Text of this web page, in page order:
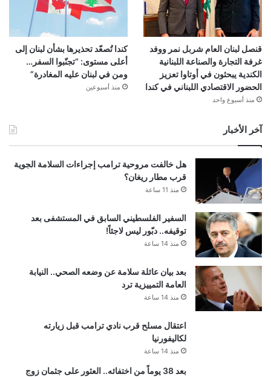
قنصل لبنان العام شربل نمر ووفد
غرفة التجارة والصناعة اللبنانية
الكندية يبحثون في أوتاوا تعزيز
الحضور الاقتصادي اللبناني في كندا
منذ أسبوع واحد
كندا تُصعّد تحذيرها بشأن لبنان إلى
أعلى مستوى: “تجنّبوا السفر…
ومن في لبنان عليه المغادرة”
منذ أسبوعين
آخر الأخبار
هل خالفت مروحية ترامب إجراءات السلامة الجوية
قرب مطار ريغان؟
منذ 11 ساعة
السفير الفلسطيني السابق في المستشفى بعد
توقيفه.. دبّور ليس لاجئاً!
منذ 14 ساعة
بعد بيان عائلة سلامة عن وضعه الصحي.. النيابة
العامة التمييزية ترد
منذ 14 ساعة
اعتقال مسلح قرب نادي ترامب قبل زيارته
لكاليفورنيا
منذ 14 ساعة
بعد 38 يوماً من اختفائه.. العثور على جثمان زوج